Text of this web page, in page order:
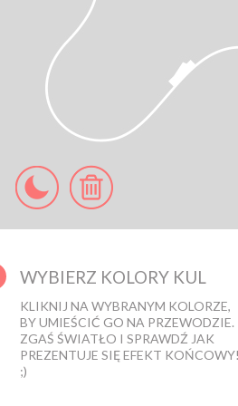
WYBIERZ KOLORY KUL
KLIKNIJ NA WYBRANYM KOLORZE,
BY UMIEŚCIĆ GO NA PRZEWODZIE.
ZGAŚ ŚWIATŁO I SPRAWDŹ JAK
PREZENTUJE SIĘ EFEKT
;)